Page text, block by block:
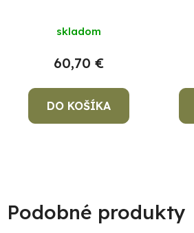
skladom
60,70 €
DO KOŠÍKA
Podobné produkty